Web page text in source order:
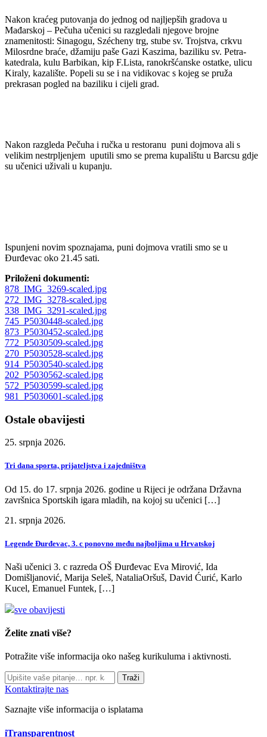
Nakon kraćeg putovanja do jednog od najljepših gradova u
Mađarskoj – Pečuha učenici su razgledali njegove brojne
znamenitosti: Sinagogu, Szécheny trg, stube sv. Trojstva, crkvu
Milosrdne braće, džamiju paše Gazi Kaszima, baziliku sv. Petra-
katedrala, kulu Barbikan, kip F.Lista, ranokršćanske ostatke, ulicu
Kiraly, kazalište. Popeli su se i na vidikovac s kojeg se pruža
prekrasan pogled na baziliku i cijeli grad.
Nakon razgleda Pečuha i ručka u restoranu puni dojmova ali s
velikim nestrpljenjem uputili smo se prema kupalištu u Barcsu gdje
su učenici uživali u kupanju.
Ispunjeni novim spoznajama, puni dojmova vratili smo se u
Đurđevac oko 21.45 sati.
Priloženi dokumenti:
878_IMG_3269-scaled.jpg
272_IMG_3278-scaled.jpg
338_IMG_3291-scaled.jpg
745_P5030448-scaled.jpg
873_P5030452-scaled.jpg
772_P5030509-scaled.jpg
270_P5030528-scaled.jpg
914_P5030540-scaled.jpg
202_P5030562-scaled.jpg
572_P5030599-scaled.jpg
981_P5030601-scaled.jpg
Ostale obavijesti
25. srpnja 2026.
Tri dana sporta, prijateljstva i zajedništva
Od 15. do 17. srpnja 2026. godine u Rijeci je održana Državna
završnica Sportskih igara mladih, na kojoj su učenici […]
21. srpnja 2026.
Legende Đurđevac, 3. c ponovno među najboljima u Hrvatskoj
Naši učenici 3. c razreda OŠ Đurđevac Eva Mirović, Ida
Domišljanović, Marija Seleš, NataliaOršuš, David Ćurić, Karlo
Kucel, Emanuel Funtek, […]
sve obavijesti
Želite znati više?
Potražite više informacija oko našeg kurikuluma i aktivnosti.
Traži
Kontaktirajte nas
Saznajte više informacija o isplatama
iTransparentnost